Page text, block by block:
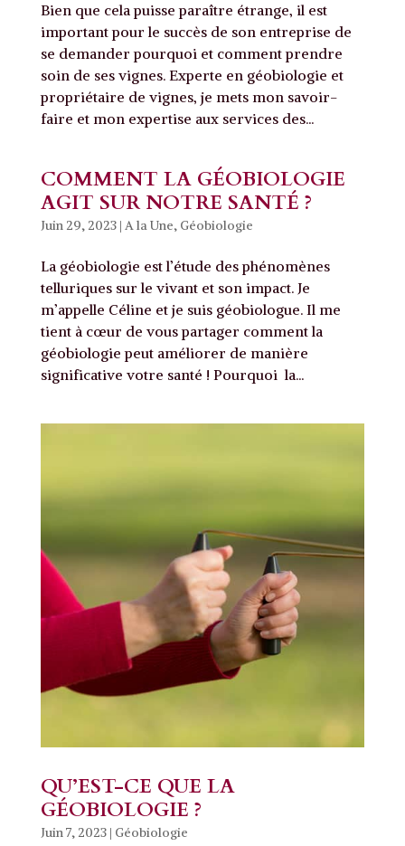
Bien que cela puisse paraître étrange, il est
important pour le succès de son entreprise de
se demander pourquoi et comment prendre
soin de ses vignes. Experte en géobiologie et
propriétaire de vignes, je mets mon savoir-
faire et mon expertise aux services des...
COMMENT LA GÉOBIOLOGIE
AGIT SUR NOTRE SANTÉ ?
Juin 29, 2023| A la Une, Géobiologie
La géobiologie est l’étude des phénomènes
telluriques sur le vivant et son impact. Je
m’appelle Céline et je suis géobiologue. Il me
tient à cœur de vous partager comment la
géobiologie peut améliorer de manière
significative votre santé ! Pourquoi la...
QU’EST-CE QUE LA
GÉOBIOLOGIE ?
Juin 7, 2023| Géobiologie